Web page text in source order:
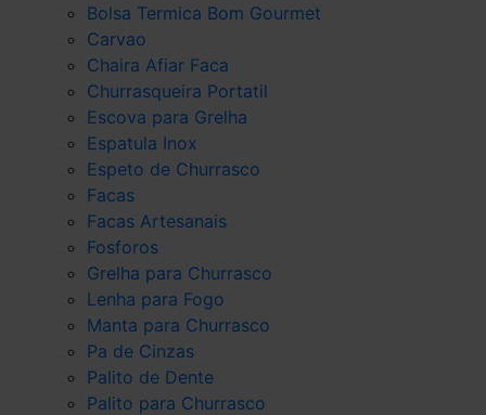
Bolsa Termica Bom Gourmet
Carvao
Chaira Afiar Faca
Churrasqueira Portatil
Escova para Grelha
Espatula Inox
Espeto de Churrasco
Facas
Facas Artesanais
Fosforos
Grelha para Churrasco
Lenha para Fogo
Manta para Churrasco
Pa de Cinzas
Palito de Dente
Palito para Churrasco